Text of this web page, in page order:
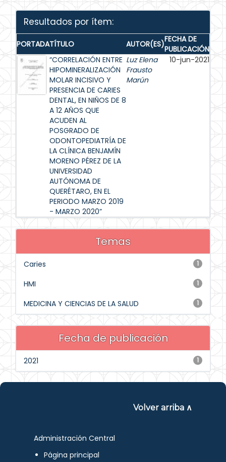
Resultados por ítem:
PORTADATÍTULO AUTOR(ES)FECHA DE
PUBLICACIÓN
“CORRELACIÓN ENTRE
HIPOMINERALIZACIÓN
MOLAR INCISIVO Y
PRESENCIA DE CARIES
DENTAL, EN NIÑOS DE 8
A 12 AÑOS QUE
ACUDEN AL
POSGRADO DE
ODONTOPEDIATRÍA DE
LA CLÍNICA BENJAMÍN
MORENO PÉREZ DE LA
UNIVERSIDAD
AUTÓNOMA DE
QUERÉTARO, EN EL
PERIODO MARZO 2019
- MARZO 2020”
Luz Elena
Frausto
Marún
10-jun-2021
Temas
1
Caries
1
HMI
1
MEDICINA Y CIENCIAS DE LA SALUD
Fecha de publicación
1
2021
Volver arriba ∧
Administración Central
Página principal